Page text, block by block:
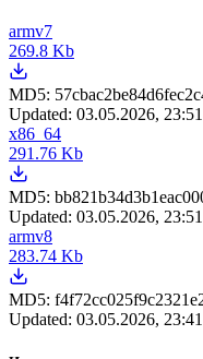
armv7
269.8 Kb
MD5:
Updated: 03.05.2026,
x86_64
291.76 Kb
MD5:
Updated: 03.05.2026,
armv8
283.74 Kb
MD5:
Updated: 03.05.2026,